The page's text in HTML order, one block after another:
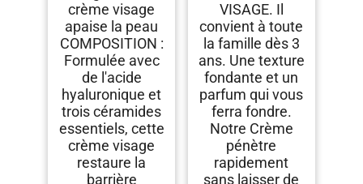
crème visage
apaise la peau
COMPOSITION :
Formulée avec
de l'acide
hyaluronique et
trois céramides
essentiels, cette
crème visage
restaure la
barrière
VISAGE. Il
convient à toute
la famille dès 3
ans. Une texture
fondante et un
parfum qui vous
ferra fondre.
Notre Crème
pénètre
rapidement
sans laisser de